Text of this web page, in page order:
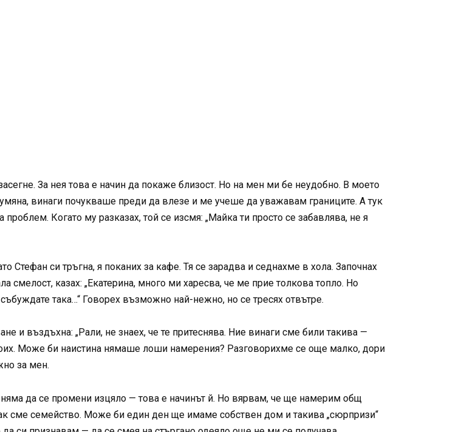
За нея това е начин да покаже близост. Но на мен ми бе неудобно. В моето
винаги почукваше преди да влезе и ме учеше да уважавам границите. А тук
Когато му разказах, той се изсмя: „Майка ти просто се забавлява, не я
Стефан си тръгна, я поканих за кафе. Тя се зарадва и седнахме в хола. Започнах
смелост, казах: „Екатерина, много ми харесва, че ме прие толкова топло. Но
така…“ Говорех възможно най-нежно, но се тресях отвътре.
и въздъхна: „Рали, не знаех, че те притеснява. Ние винаги сме били такива —
Може би наистина нямаше лоши намерения? Разговорихме се още малко, дори
за мен.
да се промени изцяло — това е начинът й. Но вярвам, че ще намерим общ
сме семейство. Може би един ден ще имаме собствен дом и такива „сюрпризи“